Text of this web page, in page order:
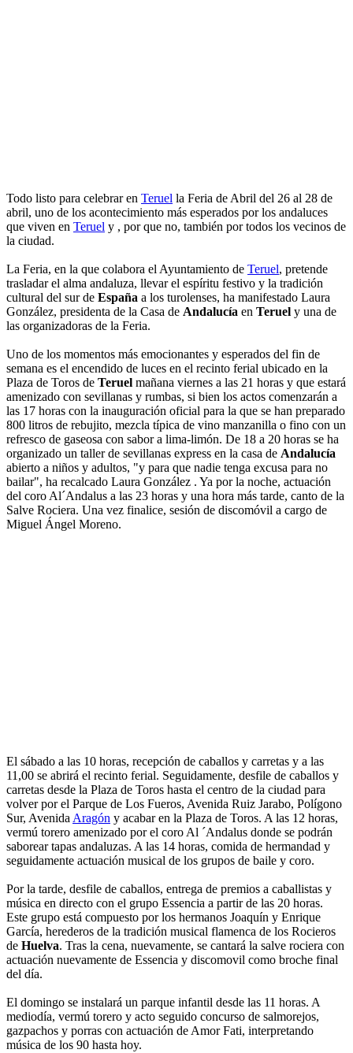
Todo listo para celebrar en Teruel la Feria de Abril del 26 al 28 de
abril, uno de los acontecimiento más esperados por los andaluces
que viven en Teruel y , por que no, también por todos los vecinos de
la ciudad.
La Feria, en la que colabora el Ayuntamiento de Teruel, pretende
trasladar el alma andaluza, llevar el espíritu festivo y la tradición
cultural del sur de España a los turolenses, ha manifestado Laura
González, presidenta de la Casa de Andalucía en Teruel y una de
las organizadoras de la Feria.
Uno de los momentos más emocionantes y esperados del fin de
semana es el encendido de luces en el recinto ferial ubicado en la
Plaza de Toros de Teruel mañana viernes a las 21 horas y que estará
amenizado con sevillanas y rumbas, si bien los actos comenzarán a
las 17 horas con la inauguración oficial para la que se han preparado
800 litros de rebujito, mezcla típica de vino manzanilla o fino con un
refresco de gaseosa con sabor a lima-limón. De 18 a 20 horas se ha
organizado un taller de sevillanas express en la casa de Andalucía
abierto a niños y adultos, "y para que nadie tenga excusa para no
bailar", ha recalcado Laura González . Ya por la noche, actuación
del coro Al´Andalus a las 23 horas y una hora más tarde, canto de la
Salve Rociera. Una vez finalice, sesión de discomóvil a cargo de
Miguel Ángel Moreno.
El sábado a las 10 horas, recepción de caballos y carretas y a las
11,00 se abrirá el recinto ferial. Seguidamente, desfile de caballos y
carretas desde la Plaza de Toros hasta el centro de la ciudad para
volver por el Parque de Los Fueros, Avenida Ruiz Jarabo, Polígono
Sur, Avenida Aragón y acabar en la Plaza de Toros. A las 12 horas,
vermú torero amenizado por el coro Al ´Andalus donde se podrán
saborear tapas andaluzas. A las 14 horas, comida de hermandad y
seguidamente actuación musical de los grupos de baile y coro.
Por la tarde, desfile de caballos, entrega de premios a caballistas y
música en directo con el grupo Essencia a partir de las 20 horas.
Este grupo está compuesto por los hermanos Joaquín y Enrique
García, herederos de la tradición musical flamenca de los Rocieros
de Huelva. Tras la cena, nuevamente, se cantará la salve rociera con
actuación nuevamente de Essencia y discomovil como broche final
del día.
El domingo se instalará un parque infantil desde las 11 horas. A
mediodía, vermú torero y acto seguido concurso de salmorejos,
gazpachos y porras con actuación de Amor Fati, interpretando
música de los 90 hasta hoy.